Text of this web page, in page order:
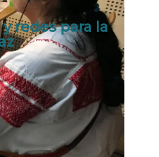
redes para la